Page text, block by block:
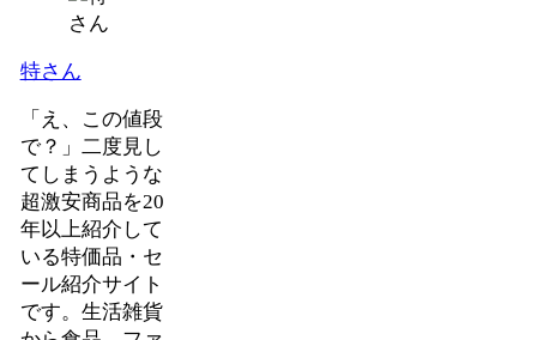
特さん
「え、この値段
で？」二度見し
てしまうような
超激安商品を20
年以上紹介して
いる特価品・セ
ール紹介サイト
です。生活雑貨